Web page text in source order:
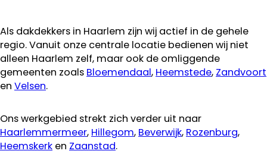
Als dakdekkers in Haarlem zijn wij actief in de gehele
regio. Vanuit onze centrale locatie bedienen wij niet
alleen Haarlem zelf, maar ook de omliggende
gemeenten zoals Bloemendaal, Heemstede, Zandvoort
en Velsen.
Ons werkgebied strekt zich verder uit naar
Haarlemmermeer, Hillegom, Beverwijk, Rozenburg,
Heemskerk en Zaanstad.